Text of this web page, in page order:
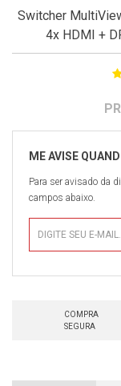
Switcher
4x HDMI +
Para ser avisado da
campos abaixo.
COMPRA
SEGURA